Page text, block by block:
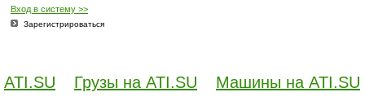
Вход в систему >>
Зарегистрироваться
ATI.SU Грузы на ATI.SU Машины на ATI.SU